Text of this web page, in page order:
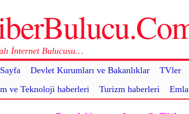
İnternet Bulucusu…
Devlet Kurumları ve Bakanlıklar TVler
ve Teknoloji haberleri
Turizm haberleri